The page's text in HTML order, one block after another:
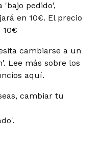
'bajo pedido',
en 10€. El precio
10€
cambiarse a un
Lee más sobre los
aquí.
cambiar tu